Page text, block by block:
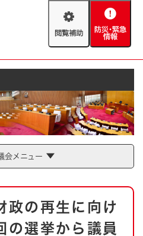
閲
助
防
緊
情
報
とじる
AED設置箇所
とじる
会メニュー
政の再生に向け
選挙から議員